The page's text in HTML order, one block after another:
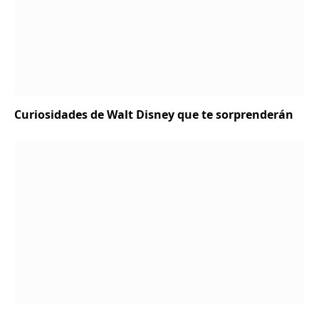
Curiosidades de Walt Disney que te sorprenderán